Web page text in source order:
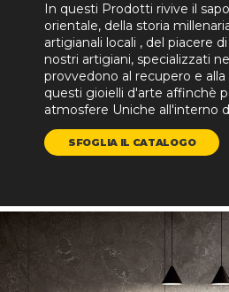
In questi Prodotti rivive il
orientale, della storia
artigianali locali , del piacere
nostri artigiani, specializzati
provvedono al recupero e
questi gioielli d'arte affinchè
atmosfere Uniche all'interno
SFOGLIA IL CATALOGO